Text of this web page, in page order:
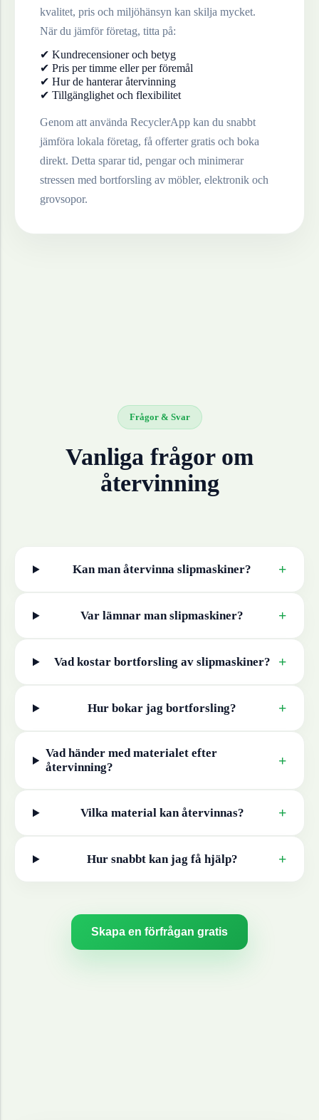
kvalitet, pris och miljöhänsyn kan skilja mycket.
När du jämför företag, titta på:
✔ Kundrecensioner och betyg
✔ Pris per timme eller per föremål
✔ Hur de hanterar återvinning
✔ Tillgänglighet och flexibilitet
Genom att använda RecyclerApp kan du snabbt
jämföra lokala företag, få offerter gratis och boka
direkt. Detta sparar tid, pengar och minimerar
stressen med bortforsling av möbler, elektronik och
grovsopor.
Frågor & Svar
Vanliga frågor om
återvinning
Kan man återvinna slipmaskiner? +
Var lämnar man slipmaskiner? +
Vad kostar bortforsling av slipmaskiner? +
Hur bokar jag bortforsling? +
Vad händer med materialet efter
återvinning?
+
Vilka material kan återvinnas? +
Hur snabbt kan jag få hjälp? +
Skapa en förfrågan gratis